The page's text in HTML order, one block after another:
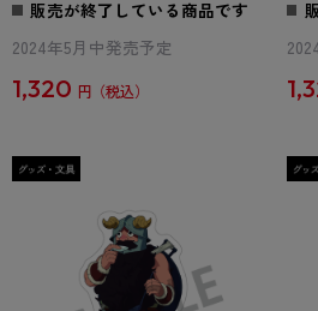
販売が終了している商品です
2024年5月中発売予定
1,320 円